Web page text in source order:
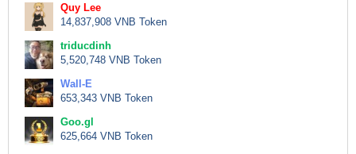
Quy Lee
14,837,908 VNB Token
triducdinh
5,520,748 VNB Token
Wall-E
653,343 VNB Token
Goo.gl
625,664 VNB Token